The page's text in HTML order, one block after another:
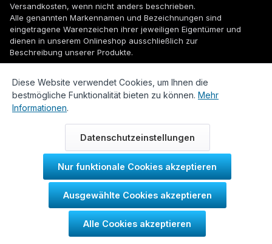
Versandkosten, wenn nicht anders beschrieben.
Alle genannten Markennamen und Bezeichnungen sind
eingetragene Warenzeichen ihrer jeweiligen Eigentümer und
dienen in unserem Onlineshop ausschließlich zur
Beschreibung unserer Produkte.
© 2026 WUH24.de - Weigel und Unger Heizungs- und
Sanitärtechnik GmbH
Diese Website verwendet Cookies, um Ihnen die
bestmögliche Funktionalität bieten zu können. Mehr
Informationen.
Datenschutzeinstellungen
Nur funktionale Cookies akzeptieren
Ausgewählte Cookies akzeptieren
Alle Cookies akzeptieren
Durch IT-Recht Kanzlei
Kundenmeinung:
SEHR GUT